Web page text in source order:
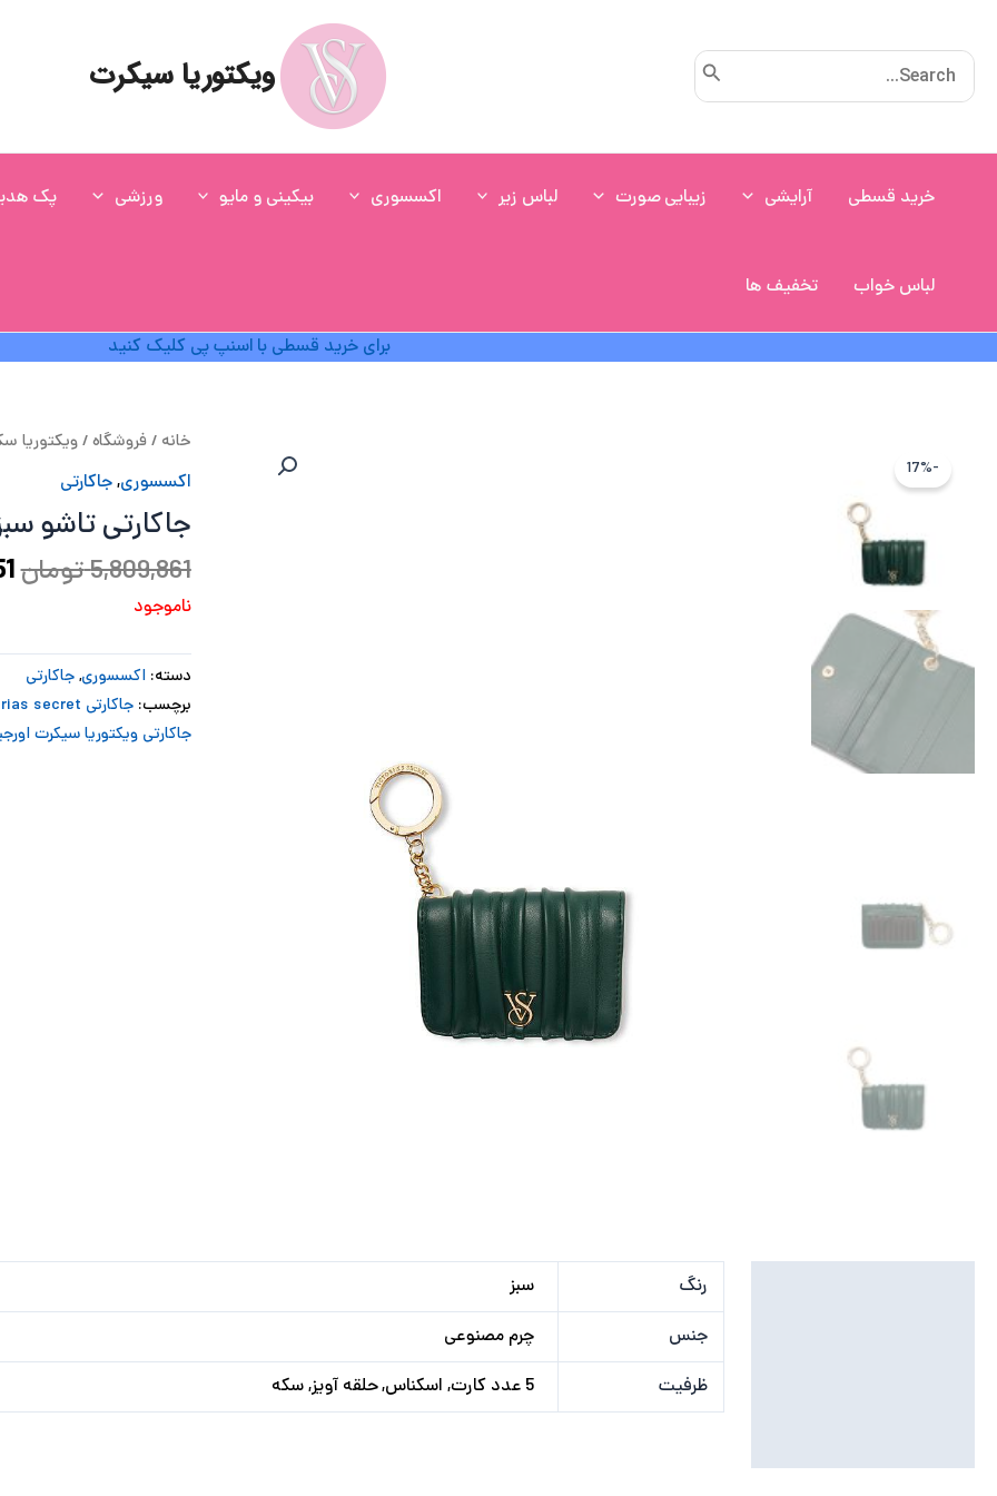
Search
for:
ویکتوریا سیکرت
خرید قسطی آرایشی زیبایی صورت لباس زیر اکسسوری بیکینی و مایو ورزشی پک
لباس خواب تخفیف ها
برای خرید قسطی با اسنپ پی کلیک کنید
-17%
خانه /فروشگاه/ویکتوریا
اکسسوری,جاکارتی
جاکارتی تاشو
5,809,861تومان
ناموجود
دسته: اکسسوری,جاکارتی
برچسب: جاکارتی victorias secret
جاکارتی ویکتوریا سیکرت
رنگ
سبز
جنس
چرم مصنوعی
ظرفیت
5 عدد کارت, اسکناس, حلقه آویز, سکه